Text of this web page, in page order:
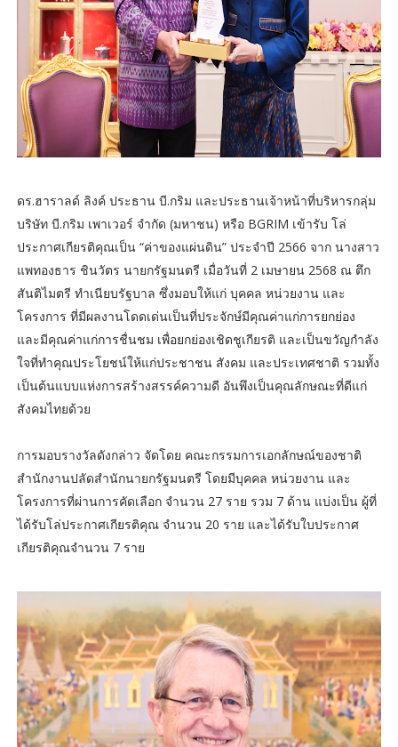
ดร.ฮาราลด์ ลิงค์ ประธาน บี.กริม และประธานเจ้าหน้าที่บริหารกลุ่ม
บริษัท บี.กริม เพาเวอร์ จำกัด (มหาชน) หรือ BGRIM เข้ารับ โล่
ประกาศเกียรติคุณเป็น “ค่าของแผ่นดิน” ประจำปี 2566 จาก นางสาว
แพทองธาร ชินวัตร นายกรัฐมนตรี เมื่อวันที่ 2 เมษายน 2568 ณ ตึก
สันติไมตรี ทำเนียบรัฐบาล ซึ่งมอบให้แก่ บุคคล หน่วยงาน และ
โครงการ ที่มีผลงานโดดเด่นเป็นที่ประจักษ์มีคุณค่าแก่การยกย่อง
และมีคุณค่าแก่การชื่นชม เพื่อยกย่องเชิดชูเกียรติ และเป็นขวัญกำลัง
ใจที่ทำคุณประโยชน์ให้แก่ประชาชน สังคม และประเทศชาติ รวมทั้ง
เป็นต้นแบบแห่งการสร้างสรรค์ความดี อันพึงเป็นคุณลักษณะที่ดีแก่
สังคมไทยด้วย
การมอบรางวัลดังกล่าว จัดโดย คณะกรรมการเอกลักษณ์ของชาติ
สำนักงานปลัดสำนักนายกรัฐมนตรี โดยมีบุคคล หน่วยงาน และ
โครงการที่ผ่านการคัดเลือก จำนวน 27 ราย รวม 7 ด้าน แบ่งเป็น ผู้ที่
ได้รับโล่ประกาศเกียรติคุณ จำนวน 20 ราย และได้รับใบประกาศ
เกียรติคุณจำนวน 7 ราย